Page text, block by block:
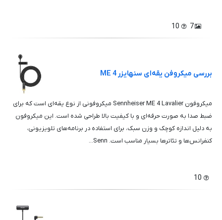
7
10
بررسی میکروفن یقه‌ای سنهایزر ME 4
میکروفون Sennheiser ME 4 Lavalier میکروفونی از نوع یقه‌ای است که برای
ضبط صدا به صورت حرفه‌ای و با کیفیت بالا طراحی شده است. این میکروفون
به دلیل اندازه کوچک و وزن سبک، برای استفاده در برنامه‌های تلویزیونی،
کنفرانس‌ها و تئاترها بسیار مناسب است. Senn...
10